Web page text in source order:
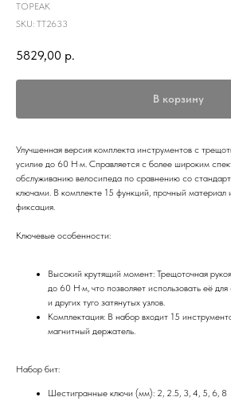
TOPEAK
SKU: TT2633
5829,00 р.
В корзину
Улучшенная версия комплекта инструментов с
усилие до 60 Н·м. Справляется с более широким
обслуживанию велосипеда по сравнению со
ключами. В комплекте 15 функций, прочный материал
фиксация.
Ключевые особенности:
Высокий крутящий момент: Трещоточная
до 60 Н·м, что позволяет использовать её
и других туго затянутых узлов.
Комплектация: В набор входит 15
магнитный держатель.
Набор бит:
Шестигранные ключи (мм): 2, 2.5, 3, 4, 5, 6, 8